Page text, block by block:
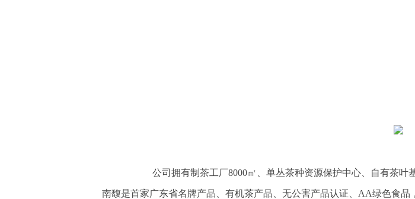
公司拥有制茶工厂8000㎡、单丛茶种资源保护中心、自有茶叶
南馥是首家广东省名牌产品、有机茶产品、无公害产品认证、AA绿色食品